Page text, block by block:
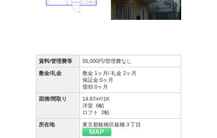
賃料/管理費等 55,000円/管理費なし
敷金/礼金
敷金 1ヶ月/ 礼金 2ヶ月
保証金:0ヶ月
償却:0ヶ月
面積/間取り
14.87m²/1K
洋室 6帖
ロフト 2帖
所在地 東京都板橋区板橋３丁目